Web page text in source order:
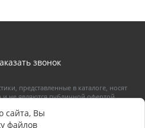
звонок
представленные в каталоге, носят
не являются публичной офертой,
в любое время без
подробной информации звоните
сайта, Вы
файлов